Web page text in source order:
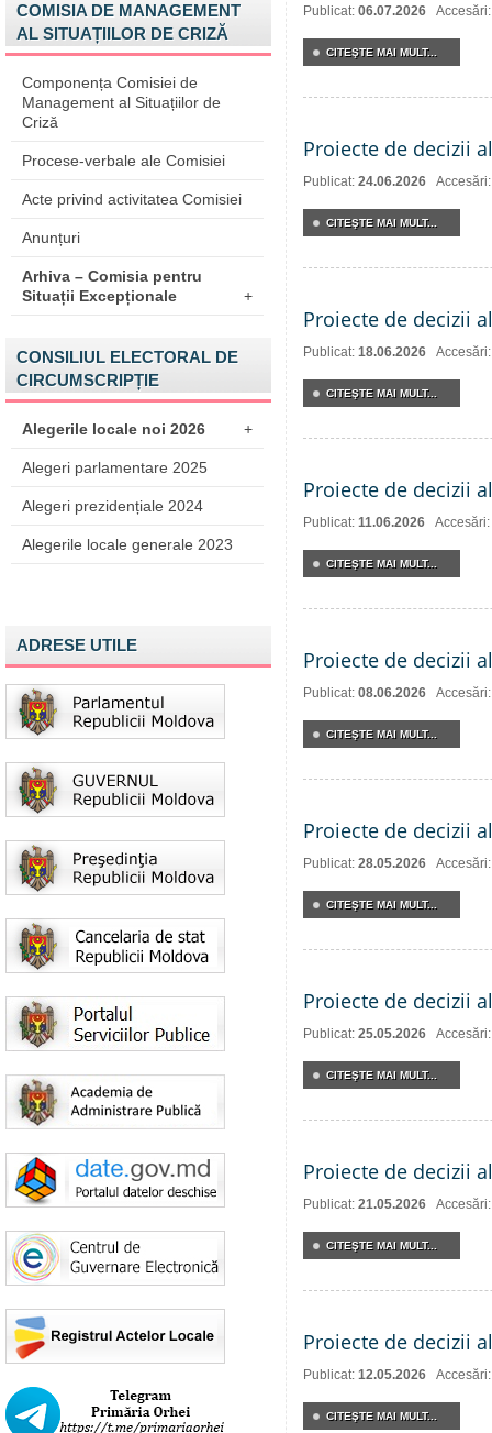
COMISIA DE MANAGEMENT
AL SITUAȚIILOR DE CRIZĂ
Componența Comisiei de
Management al Situațiilor de
Criză
Procese-verbale ale Comisiei
Acte privind activitatea Comisiei
Anunțuri
Arhiva – Comisia pentru
Situații Excepționale
+
CONSILIUL ELECTORAL DE
CIRCUMSCRIPȚIE
Alegerile locale noi 2026 +
Alegeri parlamentare 2025
Alegeri prezidențiale 2024
Alegerile locale generale 2023
ADRESE UTILE
Publicat: 06.07.2026
CITEŞTE MAI MULT...
Proiecte de decizii
Publicat: 24.06.2026
CITEŞTE MAI MULT...
Proiecte de decizii
Publicat: 18.06.2026
CITEŞTE MAI MULT...
Proiecte de decizii
Publicat: 11.06.2026
CITEŞTE MAI MULT...
Proiecte de decizii
Publicat: 08.06.2026
CITEŞTE MAI MULT...
Proiecte de decizii
Publicat: 28.05.2026
CITEŞTE MAI MULT...
Proiecte de decizii
Publicat: 25.05.2026
CITEŞTE MAI MULT...
Proiecte de decizii
Publicat: 21.05.2026
CITEŞTE MAI MULT...
Proiecte de decizii
Publicat: 12.05.2026
CITEŞTE MAI MULT...